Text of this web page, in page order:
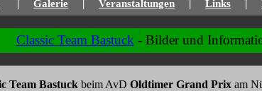
|Galerie |Veranstaltungen |Links |
Classic Team Bastuck - Bilder und
Team Bastuck beim AvD Oldtimer Grand Prix am